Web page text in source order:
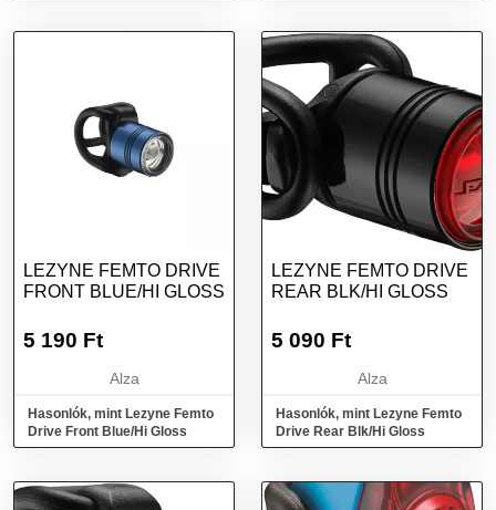
LEZYNE FEMTO DRIVE
FRONT BLUE/HI GLOSS
5 190 Ft
Alza
Hasonlók, mint Lezyne Femto
Drive Front Blue/Hi Gloss
LEZYNE FEMTO DRIVE
REAR BLK/HI GLOSS
5 090 Ft
Alza
Hasonlók, mint Lezyne Femto
Drive Rear Blk/Hi Gloss